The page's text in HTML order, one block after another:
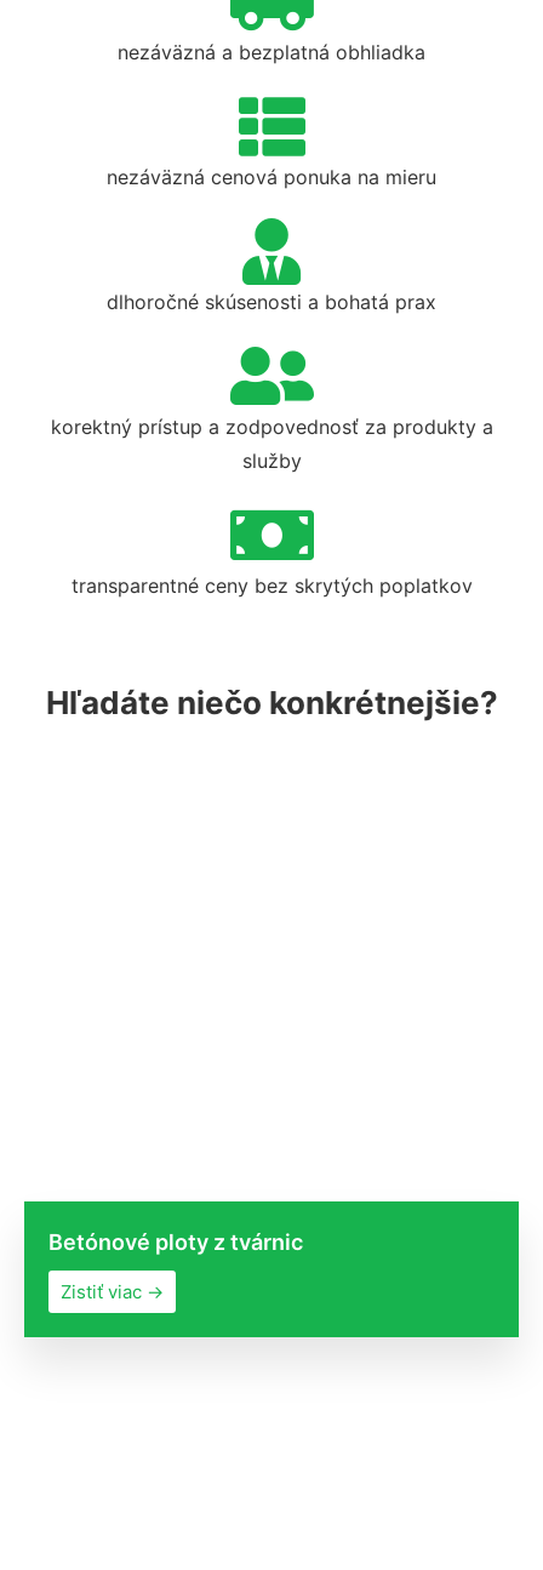
nezáväzná a bezplatná obhliadka
nezáväzná cenová ponuka na mieru
dlhoročné skúsenosti a bohatá prax
korektný prístup a zodpovednosť za produkty a
služby
transparentné ceny bez skrytých poplatkov
Hľadáte niečo konkrétnejšie?
Betónové ploty z tvárnic
Zistiť viac →